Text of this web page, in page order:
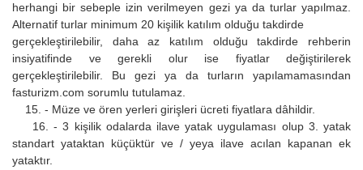
herhangi bir sebeple izin verilmeyen gezi ya da turlar yapılmaz.
Alternatif turlar minimum 20 kişilik katılım olduğu takdirde
gerçekleştirilebilir, daha az katılım olduğu takdirde rehberin
insiyatifinde ve gerekli olur ise fiyatlar değiştirilerek
gerçekleştirilebilir. Bu gezi ya da turların yapılamamasından
fasturizm.com sorumlu tutulamaz.
15. - Müze ve ören yerleri girişleri ücreti fiyatlara dâhildir.
16. - 3 kişilik odalarda ilave yatak uygulaması olup 3. yatak
standart yataktan küçüktür ve / yeya ilave acılan kapanan ek
yataktır.